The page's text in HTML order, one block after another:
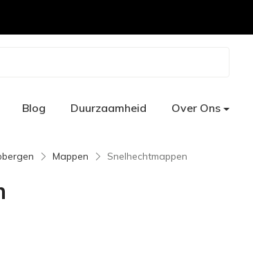
Blog Duurzaamheid Over Ons
Mappen Snelhechtmappen